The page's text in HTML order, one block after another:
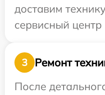
доставим
сервисный центр
3
Ремонт
После